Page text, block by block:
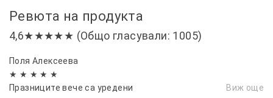
Ревюта на продукта
4,6★★★★★ (Общо гласували: 1005)
Поля Алексеева
★ ★ ★ ★ ★
Празниците вече са уредени
Виж още